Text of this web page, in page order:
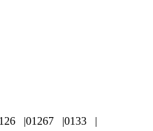
01267
0133